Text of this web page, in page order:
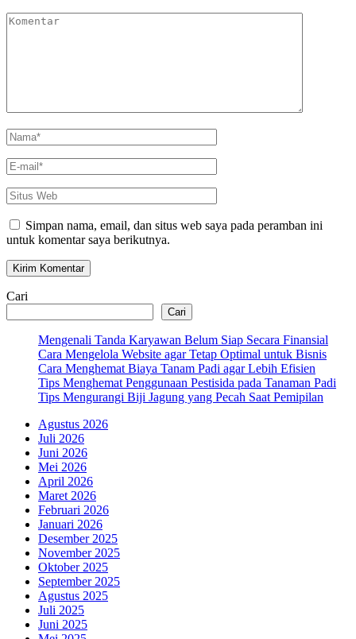
Komentar
Nama*
E-
mail*
Situs
Web
Simpan nama, email, dan situs web saya pada peramban ini
untuk komentar saya berikutnya.
Cari
Cari
Mengenali Tanda Karyawan Belum Siap Secara Finansial
Cara Mengelola Website agar Tetap Optimal untuk Bisnis
Cara Menghemat Biaya Tanam Padi agar Lebih Efisien
Tips Menghemat Penggunaan Pestisida pada Tanaman Padi
Tips Mengurangi Biji Jagung yang Pecah Saat Pemipilan
Agustus 2026
Juli 2026
Juni 2026
Mei 2026
April 2026
Maret 2026
Februari 2026
Januari 2026
Desember 2025
November 2025
Oktober 2025
September 2025
Agustus 2025
Juli 2025
Juni 2025